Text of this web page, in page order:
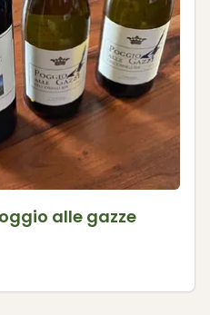
alle gazze